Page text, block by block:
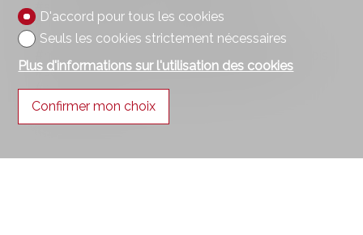
#homebuying #home #homebuyers
#homeowner #riviera #lake #lac #lausanne
#suisseimmobilier #suisseimmo #immosuisse
#realestatevideo #videography #video
#videographer
D'accord pour tous les cookies
Seuls les cookies strictement nécessaires
Plus d'informations sur l'utilisation des cookies
Confirmer mon choix